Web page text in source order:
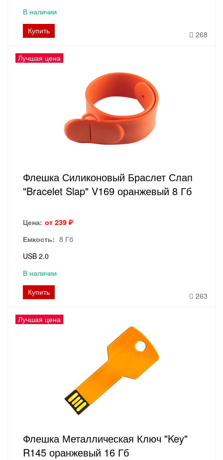
В наличии
Купить
268
Лучшая цена
Флешка Силиконовый Браслет Слап
"Bracelet Slap" V169 оранжевый 8 Гб
Цена: от 239 ₽
Емкость: 8 Гб
USB 2.0
В наличии
Купить
263
Лучшая цена
Флешка Металлическая Ключ "Key"
R145 оранжевый 16 Гб